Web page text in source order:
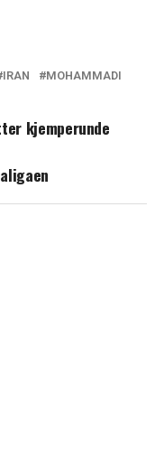
IRAN MOHAMMADI
kjemperunde